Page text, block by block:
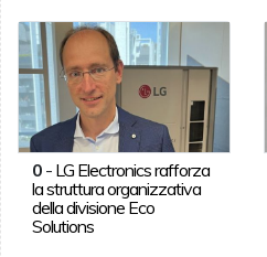
0- LG Electronics rafforza
la struttura organizzativa
della divisione Eco
Solutions